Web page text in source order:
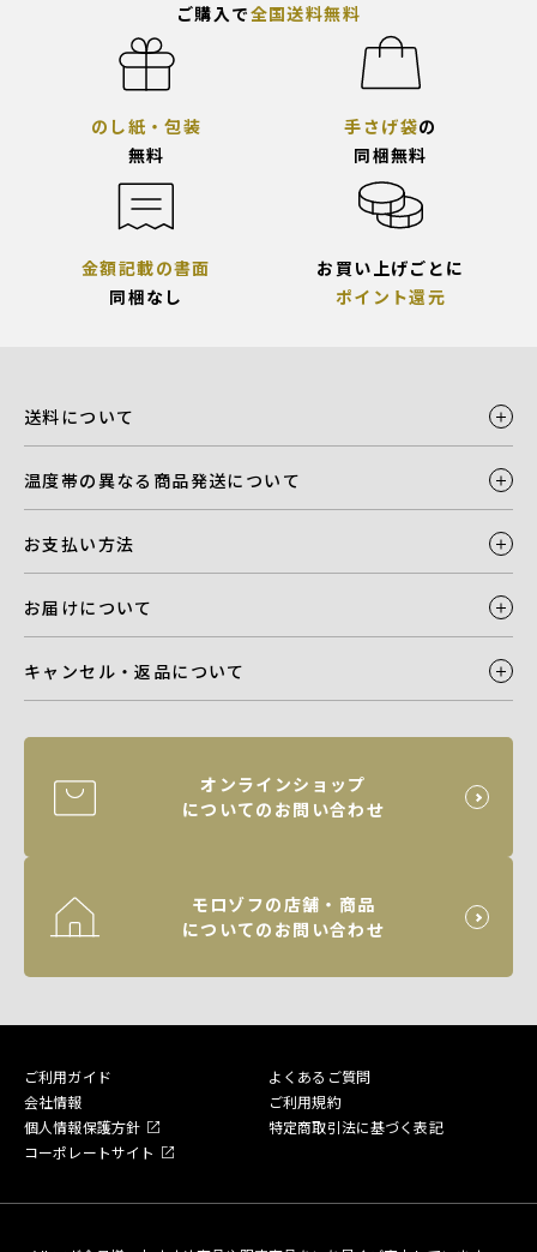
ご購入で全国送料無料
のし紙・包装
無料
手さげ袋の
同梱無料
金額記載の書面
同梱なし
お買い上げごとに
ポイント還元
送料について
温度帯の異なる商品発送について
お支払い方法
お届けについて
キャンセル・返品について
オンラインショップ
についてのお問い合わせ
モロゾフの店舗・商品
についてのお問い合わせ
ご利用ガイド
よくあるご質問
会社情報
ご利用規約
個人情報保護方針
特定商取引法に基づく表記
コーポレートサイト